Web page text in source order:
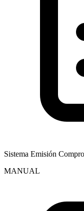
Sistema Emisión
MANUAL